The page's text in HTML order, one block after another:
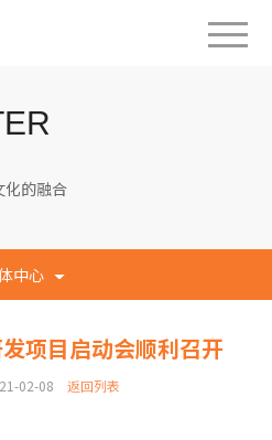
化的融合
中心
项目启动会顺利召开
02-08 返回列表